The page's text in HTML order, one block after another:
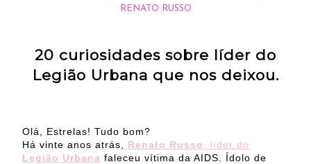
RENATO RUSSO
20 curiosidades sobre líder do
Legião Urbana que nos deixou.
Olá, Estrelas! Tudo bom?
Há vinte anos atrás,
Renato Russo
, líder do
Legião Urbana faleceu vítima da AIDS. Ídolo de